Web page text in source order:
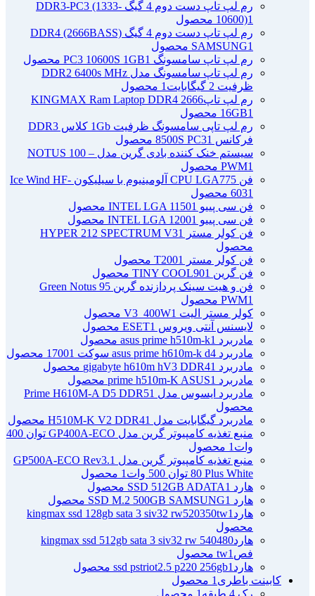
رم لپ تاپ دست دوم 4 گیگ DDR3-PC3 (1333-
10600)1 محصول
رم لپ تاپ دست دوم 4 گیگ DDR4 (2666BASS)
SAMSUNG1 محصول
رم لپ تاپ سامسونگ PC3 10600S 1GB 1 محصول
رم لپ تاپ سامسونگ مدل DDR2 6400s MHz
ظرفیت 2 گیگابایت
1 محصول
رم لپ تاپ2666 KINGMAX Ram Laptop DDR4
16GB1 محصول
رم لپ تاپی سامسونگ ظرفیت 1Gb کلاس DDR3
فرکانس 8500S PC3 1 محصول
سیستم خنک کننده بادی گرین مدل NOTUS 100 –
PWM1 محصول
فن CPU LGA775 آلومینیوم با سیلیکون Ice Wind HF-
6031 محصول
فن سی پییو INTEL LGA 1150 1 محصول
فن سی پییو INTEL LGA 1200 1 محصول
فن کولر مستر HYPER 212 SPECTRUM V3
1
محصول
فن کولر مستر T200
1 محصول
فن گرین TINY COOL90 1 محصول
فن و هیت سینک پردازنده گرین Green Notus 95
PWM1 محصول
کولر مستر الیت V3_400W 1 محصول
لایسنس آنتی ویروس ESET 1 محصول
مادربرد asus prime h510m-k 1 محصول
مادربرد asus prime h610m-k d4 سوکت 1700
1 محصول
مادربرد gigabyte h610m hV3 DDR4 1 محصول
مادربرد prime h510m-K ASUS 1 محصول
مادربرد ایسوس مدل Prime H610M-A D5 DDR5 1
محصول
مادربرد گیگابایت مدل H510M-K V2 DDR4 1 محصول
منبع تغذیه کامپیوتر گرین مدل GP400A-ECO توان 400
وات 1 محصول
منبع تغذیه کامپیوتر گرین مدل GP500A-ECO Rev3.1
80 Plus White توان 500 وات
1 محصول
هارد SSD 512GB ADATA 1 محصول
هارد SSD M.2 500GB SAMSUNG 1 محصول
هاردkingmax ssd 128gb sata 3 siv32 rw520350tw 1
محصول
هاردkingmax ssd 512gb sata 3 siv32 rw 540480
فصtw 1 محصول
هاردssd pstriot2.5 p220 256gb 1 محصول
کابینت باطری 1 محصول
رک 4 طبقه
1 محصول